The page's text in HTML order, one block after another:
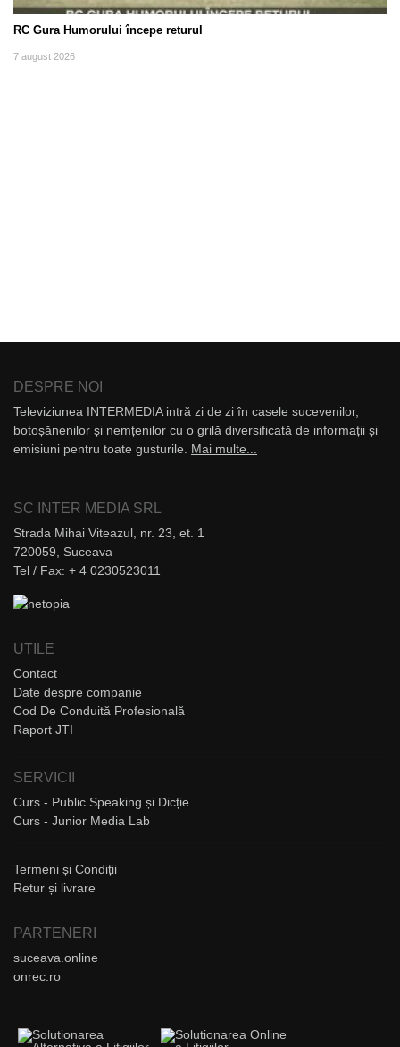
RC Gura Humorului începe returul
7 august 2026
DESPRE NOI
Televiziunea INTERMEDIA intră zi de zi în casele sucevenilor,
botoșănenilor și nemțenilor cu o grilă diversificată de informații și
emisiuni pentru toate gusturile. Mai multe...
SC INTER MEDIA SRL
Strada Mihai Viteazul, nr. 23, et. 1
720059, Suceava
Tel / Fax: + 4 0230523011
UTILE
Contact
Date despre companie
Cod De Conduită Profesională
Raport JTI
SERVICII
Curs - Public Speaking și Dicție
Curs - Junior Media Lab
Termeni și Condiții
Retur și livrare
PARTENERI
suceava.online
onrec.ro